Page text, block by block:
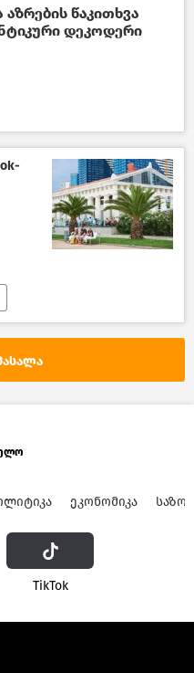
წაკითხვა
დეკოდერი
აშშ
ᲔᲙᲝᲜᲝᲛᲘᲙᲐ
ТikТоk